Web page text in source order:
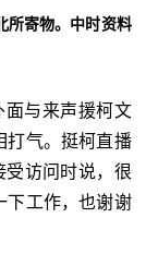
所寄物。中时资料
面与来声援柯文
打气。挺柯直播
受访问时说，很
下工作，也谢谢